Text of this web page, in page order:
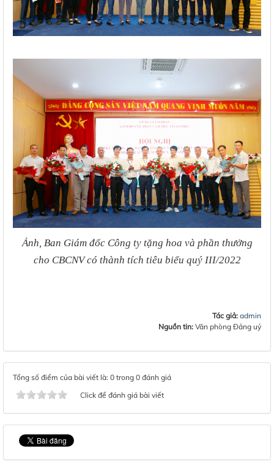
Ảnh, Ban Giám đốc Công ty tặng hoa và phần thưởng
cho CBCNV có thành tích tiêu biểu quý III/2022
Tác giả: admin
Nguồn tin: Văn phòng Đảng uỷ
Tổng số điểm của bài viết là: 0 trong 0 đánh giá
Click để đánh giá bài viết